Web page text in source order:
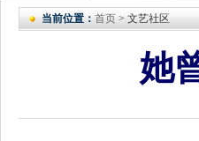
当前位置： 首页 > 文艺社区
她